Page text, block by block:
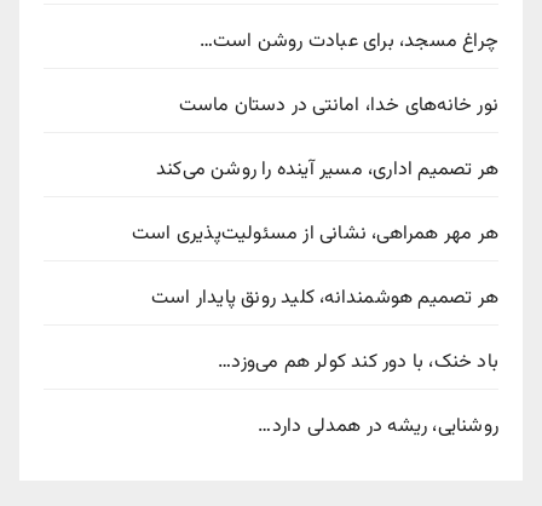
چراغ مسجد، برای عبادت روشن است…
نور خانه‌های خدا، امانتی در دستان ماست
هر تصمیم اداری، مسیر آینده را روشن می‌کند
هر مهر همراهی، نشانی از مسئولیت‌پذیری است
هر تصمیم هوشمندانه، کلید رونق پایدار است
باد خنک، با دور کند کولر هم می‌وزد…
روشنایی، ریشه در همدلی دارد…